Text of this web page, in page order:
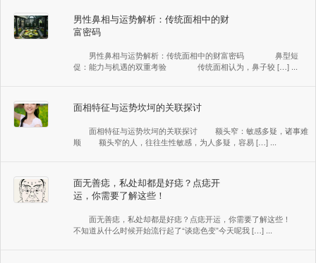
男性鼻相与运势解析：传统面相中的财
富密码
男性鼻相与运势解析：传统面相中的财富密码 鼻型短
促：能力与机遇的双重考验 传统面相认为，鼻子较 […] ...
面相特征与运势坎坷的关联探讨
面相特征与运势坎坷的关联探讨 额头窄：敏感多疑，诸事难
顺 额头窄的人，往往生性敏感，为人多疑，容易 […] ...
面无善痣，私处却都是好痣？点痣开
运，你需要了解这些！
面无善痣，私处却都是好痣？点痣开运，你需要了解这些！
不知道从什么时候开始流行起了“谈痣色变”今天呢我 […] ...